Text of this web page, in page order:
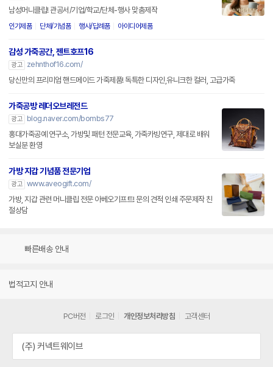
남성머니클립! 관공서/기업/학교/단체-행사 맞춤제작
인기제품 단체/기념품 행사/답례품 아이디어제품
감성 가죽공간, 젠트호프16
광고
zehnthof16.com/
당신만의 프리미엄 핸드메이드 가죽제품! 독특한 디자인,유니크한 컬러, 고급가죽
가죽공방 레더오브레전드
광고
blog.naver.com/bombs77
홍대가죽공예 연구소, 가방및 패턴 전문교육, 가죽카빙연구, 제대로 배워
보실분 환영
가방 지갑 기념품 전문기업
광고 www.aveogift.com/
가방, 지갑 관련 머니클립 전문 아베오기프트! 문의 견적 인쇄 주문제작 친
절상담
빠른배송 안내
법적고지 안내
PC버전 로그인 개인정보처리방침 고객센터
(주) 커넥트웨이브